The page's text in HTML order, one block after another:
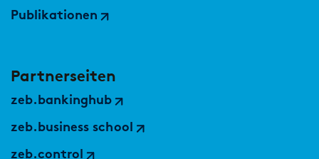
Publikationen
Partnerseiten
zeb.bankinghub
zeb.business school
zeb.control